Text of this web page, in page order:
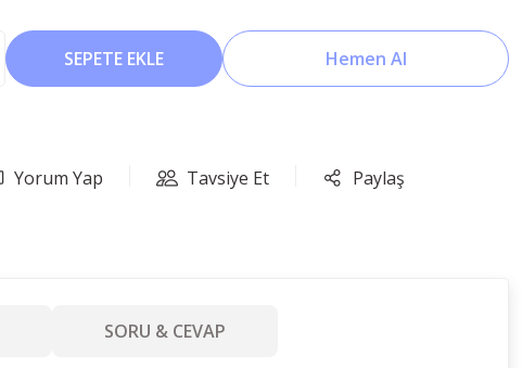
SEPETE EKLE Hemen Al
Yorum Yap Tavsiye Et Paylaş
SORU & CEVAP